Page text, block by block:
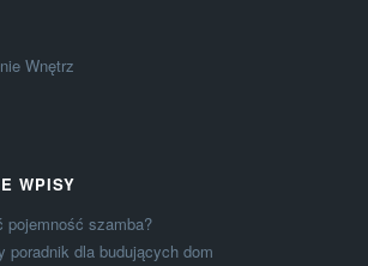
Wnętrz
WPISY
pojemność szamba?
poradnik dla budujących dom